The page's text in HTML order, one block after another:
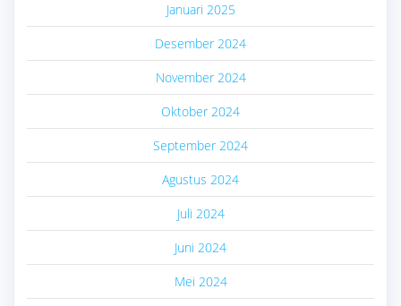
Januari 2025
Desember 2024
November 2024
Oktober 2024
September 2024
Agustus 2024
Juli 2024
Juni 2024
Mei 2024